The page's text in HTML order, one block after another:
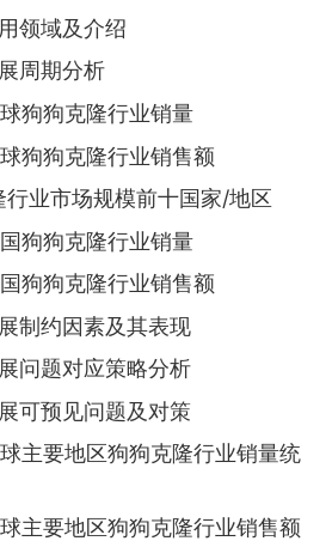
领域及介绍
周期分析
狗狗克隆行业销量
狗狗克隆行业销售额
业市场规模前十国家/地区
狗狗克隆行业销量
狗狗克隆行业销售额
制约因素及其表现
问题对应策略分析
可预见问题及对策
主要地区狗狗克隆行业销量统
主要地区狗狗克隆行业销售额